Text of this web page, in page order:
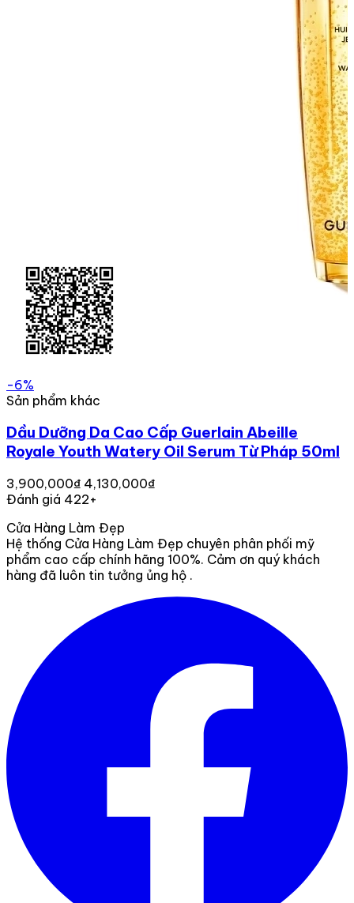
-6%
Sản phẩm khác
Dầu Dưỡng Da Cao Cấp Guerlain Abeille
Royale Youth Watery Oil Serum Từ Pháp 50ml
3,900,000₫ 4,130,000₫
Đánh giá 422+
Cửa Hàng Làm Đẹp
Hệ thống Cửa Hàng Làm Đẹp chuyên phân phối mỹ
phẩm cao cấp chính hãng 100%. Cảm ơn quý khách
hàng đã luôn tin tưởng ủng hộ .